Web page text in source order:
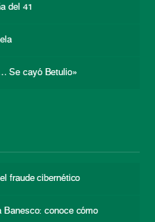
del 41
Se cayó Betulio»
fraude cibernético
Banesco: conoce cómo